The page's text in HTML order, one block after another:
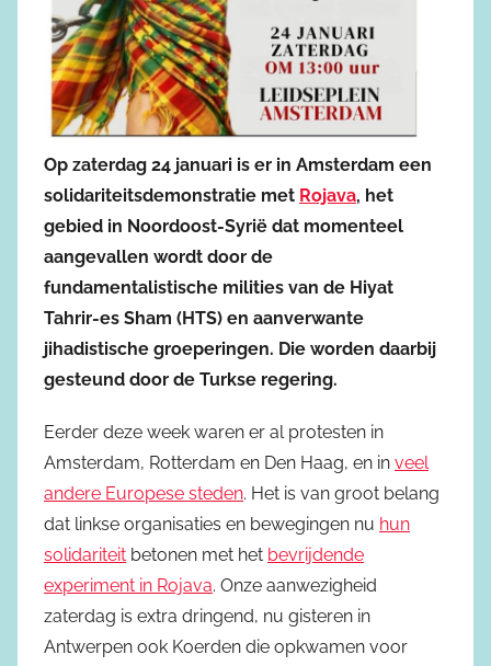
Op zaterdag 24 januari is er in Amsterdam een
solidariteitsdemonstratie met Rojava, het
gebied in Noordoost-Syrië dat momenteel
aangevallen wordt door de
fundamentalistische milities van de Hiyat
Tahrir-es Sham (HTS) en aanverwante
jihadistische groeperingen. Die worden daarbij
gesteund door de Turkse regering.
Eerder deze week waren er al protesten in
Amsterdam, Rotterdam en Den Haag, en in veel
andere Europese steden. Het is van groot belang
dat linkse organisaties en bewegingen nu hun
solidariteit betonen met het bevrijdende
experiment in Rojava. Onze aanwezigheid
zaterdag is extra dringend, nu gisteren in
Antwerpen ook Koerden die opkwamen voor